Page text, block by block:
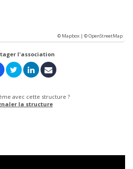
© Mapbox |© OpenStreetMap
l'association
avec cette structure ?
la structure